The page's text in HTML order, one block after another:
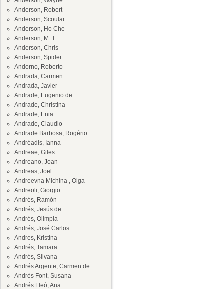
Anderson, Robert
Anderson, Scoular
Anderson, Ho Che
Anderson, M. T.
Anderson, Chris
Anderson, Spider
Andorno, Roberto
Andrada, Carmen
Andrada, Javier
Andrade, Eugenio de
Andrade, Christina
Andrade, Enia
Andrade, Claudio
Andrade Barbosa, Rogério
Andréadis, Ianna
Andreae, Giles
Andreano, Joan
Andreas, Joel
Andreevna Michina , Olga
Andreoli, Giorgio
Andrés, Ramón
Andrés, Jesús de
Andrés, Olimpia
Andrés, José Carlos
Andres, Kristina
Andrés, Tamara
Andrés, Silvana
Andrés Argente, Carmen de
Andrès Font, Susana
Andrés Lleó, Ana